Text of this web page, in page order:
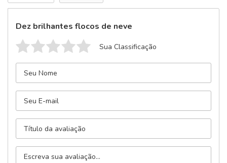
Dez brilhantes flocos de neve
Sua Classificação